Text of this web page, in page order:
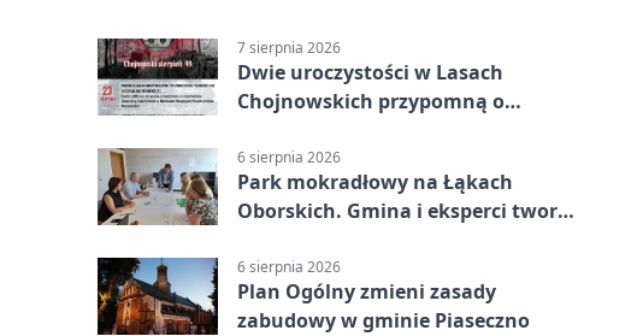
7 sierpnia 2026
Dwie uroczystości w Lasach
Chojnowskich przypomną o
6 sierpnia 2026
Park mokradłowy na Łąkach
Oborskich. Gmina i eksperci tworzą
6 sierpnia 2026
Plan Ogólny zmieni zasady
zabudowy w gminie Piaseczno